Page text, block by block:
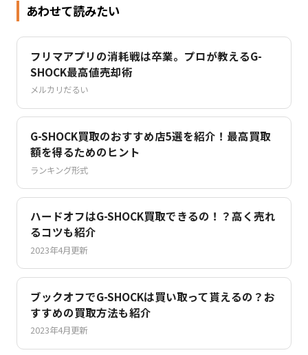
あわせて読みたい
フリマアプリの消耗戦は卒業。プロが教えるG-
SHOCK最高値売却術
メルカリだるい
G-SHOCK買取のおすすめ店5選を紹介！最高買取
額を得るためのヒント
ランキング形式
ハードオフはG-SHOCK買取できるの！？高く売れ
るコツも紹介
2023年4月更新
ブックオフでG-SHOCKは買い取って貰えるの？お
すすめの買取方法も紹介
2023年4月更新